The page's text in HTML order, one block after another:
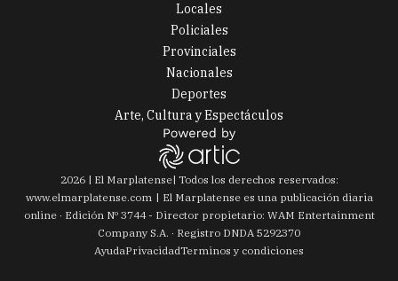
Locales
Policiales
Provinciales
Nacionales
Deportes
Arte, Cultura y Espectáculos
2026| El Marplatense| Todos los derechos reservados:
www.elmarplatense.com
El Marplatense es una publicación diaria
online · Edición Nº 3744- Director propietario: WAM Entertainment
Company S.A. · Registro DNDA 5292370
AyudaPrivacidadTerminos y condiciones